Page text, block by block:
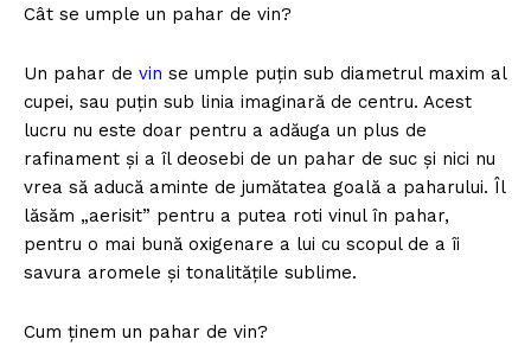
Cât se umple un pahar de vin?
Un pahar de vin se umple puțin sub diametrul maxim al
cupei, sau puțin sub linia imaginară de centru. Acest
lucru nu este doar pentru a adăuga un plus de
rafinament și a îl deosebi de un pahar de suc și nici nu
vrea să aducă aminte de jumătatea goală a paharului. Îl
lăsăm „aerisit” pentru a putea roti vinul în pahar,
pentru o mai bună oxigenare a lui cu scopul de a îi
savura aromele și tonalitățile sublime.
Cum ținem un pahar de vin?